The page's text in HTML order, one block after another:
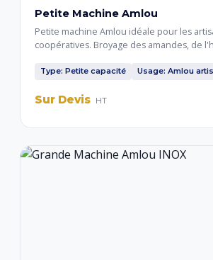
Petite Machine Amlou
Petite machine Amlou idéale pour les
coopératives. Broyage des amandes, de
quantités.
Type: Petite capacité Usage: Amlou
Sur Devis HT